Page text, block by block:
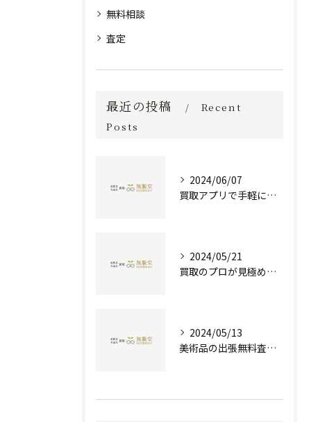
無料相談
査定
最近の投稿
Recent
Posts
2024/06/07
買取アプリで手軽に現金化！あなたの不要品が宝物に変わる方法とは？
2024/05/21
買取のプロが見極める！骨董品の価値と査定とは？
2024/05/13
美術品の出張無料査定 | 一万点以上の実績で信頼の骨董品買取専門店